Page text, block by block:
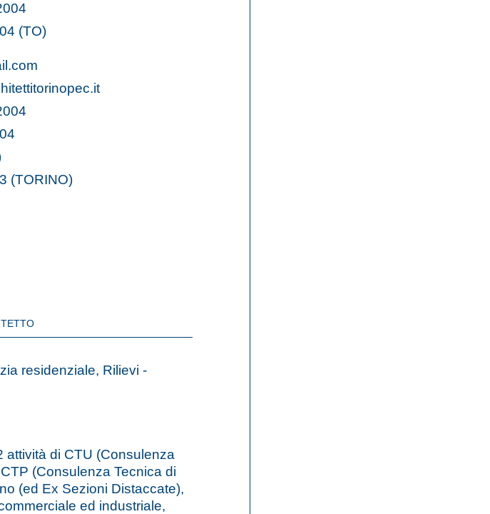
(TO)
(TORINO)
residenziale, Rilievi -
attività di CTU (Consulenza
(Consulenza Tecnica di
(ed Ex Sezioni Distaccate),
ed industriale,